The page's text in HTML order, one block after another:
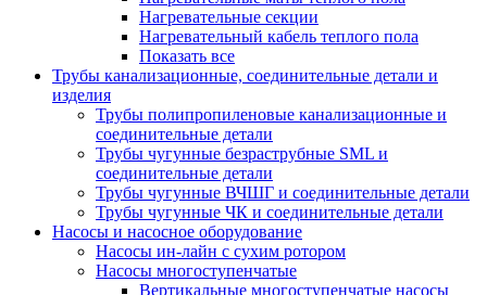
Нагревательные секции
Нагревательный кабель теплого пола
Показать все
Трубы канализационные, соединительные детали и
изделия
Трубы полипропиленовые канализационные и
соединительные детали
Трубы чугунные безраструбные SML и
соединительные детали
Трубы чугунные ВЧШГ и соединительные детали
Трубы чугунные ЧК и соединительные детали
Насосы и насосное оборудование
Насосы ин-лайн с сухим ротором
Насосы многоступенчатые
Вертикальные многоступенчатые насосы